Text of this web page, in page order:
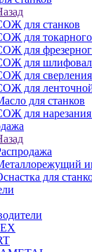
для станков
для токарного
для
для
для сверления
для
для станков
для нарезания
для